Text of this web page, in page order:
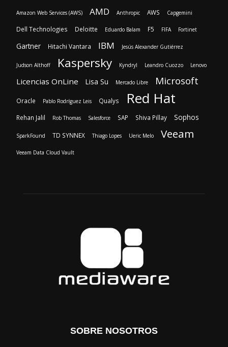
Amazon Web Services (AWS) AMD Anthropic AWS Capgemini
Dell Technologies Deloitte Eduardo Balam F5 FIFA Fortinet
Gartner Hitachi Vantara IBM Jesús Alexander Gutiérrez
Judson Althoff Kaspersky Kyndryl Leandro Cuozzo Lenovo
Licencias OnLine Lisa Su Mercado Libre Microsoft
Oracle Pablo Rodríguez Leis Qualys Red Hat
Rehan Jalil Rob Thomas Salesforce SAP Shiva Pillay Sophos
SparkFound TD SYNNEX Thiago Lopes Ueric Melo Veeam
Veeam Data Cloud Vault
SOBRE NOSOTROS